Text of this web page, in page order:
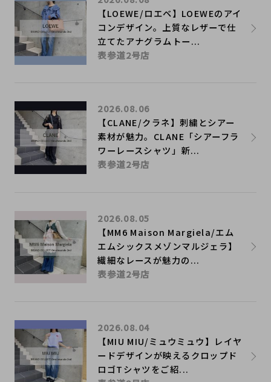
【LOEWE/ロエベ】LOEWEのアイ
コンデザイン。上質なレザーで仕
立てたアナグラムトー...
表参道2号店
【CLANE/クラネ】刺繍とシアー
素材が魅力。CLANE「シアーフラ
ワーレースシャツ」新...
2026.08.06
表参道2号店
【MM6 Maison Margiela/エム
エムシックスメゾンマルジェラ】
繊細なレースが魅力の...
2026.08.05
表参道2号店
【MIU MIU/ミュウミュウ】レイヤ
ードデザインが映えるクロップド
ロゴTシャツをご紹...
2026.08.04